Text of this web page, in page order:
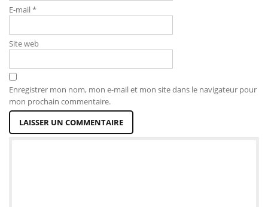
E-mail*
Site web
Enregistrer mon nom, mon e-mail et mon site dans le navigateur pour
mon prochain commentaire.